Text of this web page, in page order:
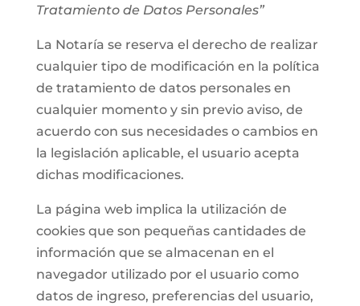
Tratamiento de Datos Personales”
La Notaría se reserva el derecho de realizar
cualquier tipo de modificación en la política
de tratamiento de datos personales en
cualquier momento y sin previo aviso, de
acuerdo con sus necesidades o cambios en
la legislación aplicable, el usuario acepta
dichas modificaciones.
La página web implica la utilización de
cookies que son pequeñas cantidades de
información que se almacenan en el
navegador utilizado por el usuario como
datos de ingreso, preferencias del usuario,